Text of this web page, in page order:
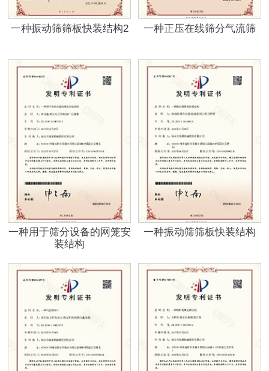
一种振动筛筛板快装结构2 一种正压在线筛分气流筛
一种用于筛分设备的网笼安
装结构
一种振动筛筛板快装结构